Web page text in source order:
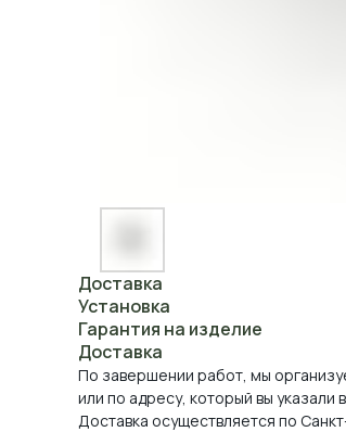
Доставка
Установка
Гарантия на изделие
Доставка
По завершении работ, мы
или по адресу, который вы указали
Доставка осуществляется по